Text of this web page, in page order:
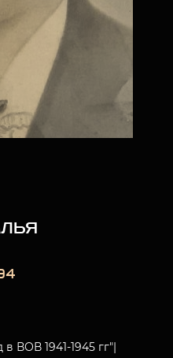
ВОВ 1941-1945 гг"|